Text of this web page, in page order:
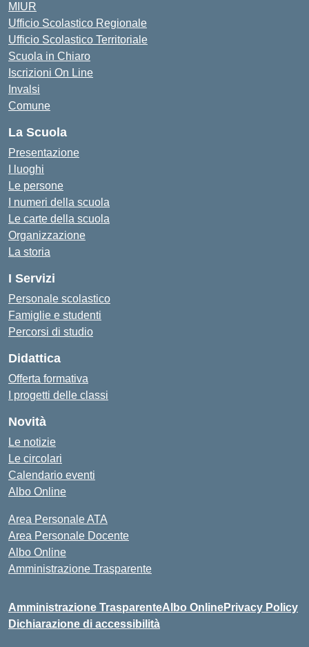
MIUR
Ufficio Scolastico Regionale
Ufficio Scolastico Territoriale
Scuola in Chiaro
Iscrizioni On Line
Invalsi
Comune
La Scuola
Presentazione
I luoghi
Le persone
I numeri della scuola
Le carte della scuola
Organizzazione
La storia
I Servizi
Personale scolastico
Famiglie e studenti
Percorsi di studio
Didattica
Offerta formativa
I progetti delle classi
Novità
Le notizie
Le circolari
Calendario eventi
Albo Online
Area Personale ATA
Area Personale Docente
Albo Online
Amministrazione Trasparente
Amministrazione TrasparenteAlbo OnlinePrivacy Policy
Dichiarazione di accessibilità